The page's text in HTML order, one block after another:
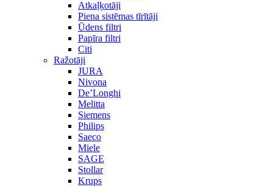
Atkaļķotāji
Piena sistēmas tīrītāji
Ūdens filtri
Papīra filtri
Citi
Ražotāji
JURA
Nivona
De’Longhi
Melitta
Siemens
Philips
Saeco
Miele
SAGE
Stollar
Krups